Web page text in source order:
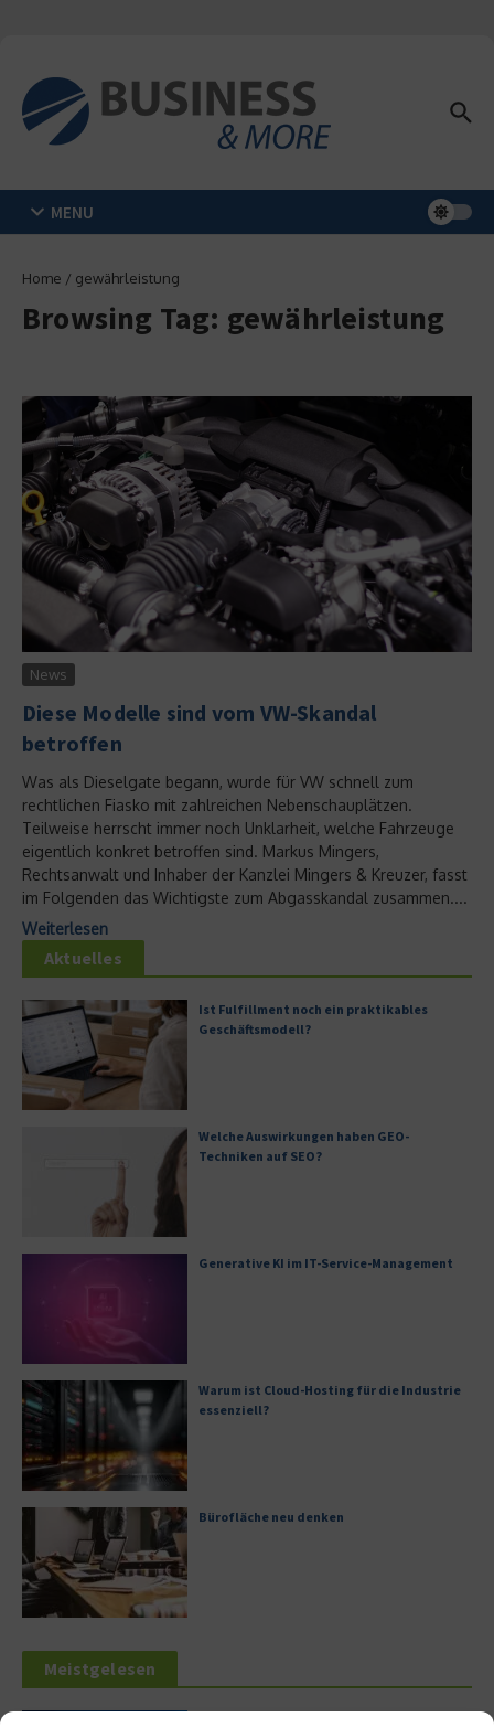
MENU
Home / gewährleistung
Browsing Tag: gewährleistung
News
Diese Modelle sind vom VW-Skandal
betroffen
Was als Dieselgate begann, wurde für VW schnell zum
rechtlichen Fiasko mit zahlreichen Nebenschauplätzen.
Teilweise herrscht immer noch Unklarheit, welche Fahrzeuge
eigentlich konkret betroffen sind. Markus Mingers,
Rechtsanwalt und Inhaber der Kanzlei Mingers & Kreuzer, fasst
im Folgenden das Wichtigste zum Abgasskandal zusammen....
Weiterlesen
Aktuelles
Ist Fulfillment noch ein praktikables
Geschäftsmodell?
Welche Auswirkungen haben GEO-
Techniken auf SEO?
Generative KI im IT-Service-Management
Warum ist Cloud-Hosting für die Industrie
essenziell?
Bürofläche neu denken
Meistgelesen